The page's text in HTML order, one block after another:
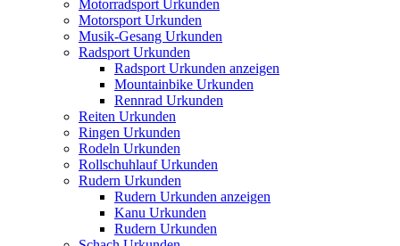
Motorradsport Urkunden
Motorsport Urkunden
Musik-Gesang Urkunden
Radsport Urkunden
Radsport Urkunden anzeigen
Mountainbike Urkunden
Rennrad Urkunden
Reiten Urkunden
Ringen Urkunden
Rodeln Urkunden
Rollschuhlauf Urkunden
Rudern Urkunden
Rudern Urkunden anzeigen
Kanu Urkunden
Rudern Urkunden